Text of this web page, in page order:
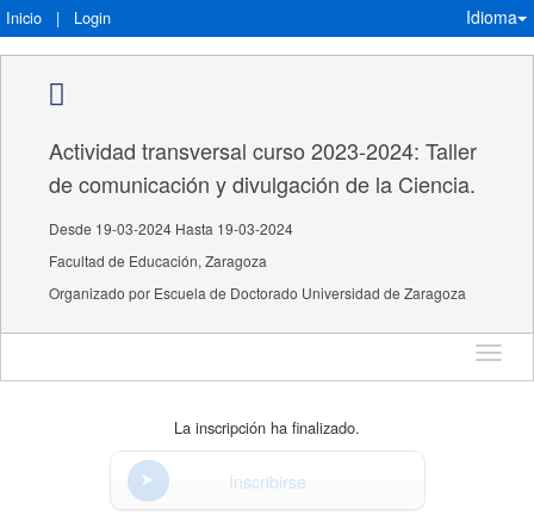
Inicio | Login Idioma
Actividad transversal curso 2023-2024: Taller
de comunicación y divulgación de la Ciencia.
Desde 19-03-2024 Hasta 19-03-2024
Facultad de Educación, Zaragoza
Organizado por Escuela de Doctorado Universidad de Zaragoza
Idioma
La inscripción ha finalizado.
Inscribirse